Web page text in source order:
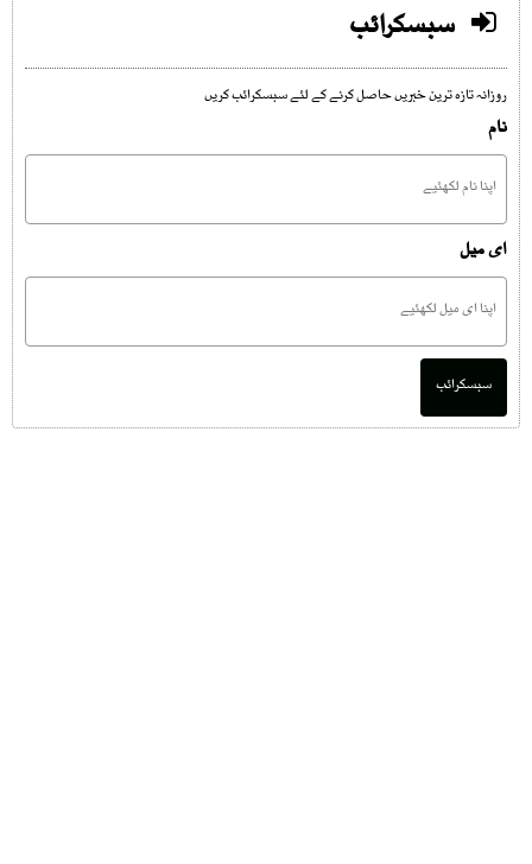
سبسکرائب
روزانہ تازہ ترین خبریں حاصل کرنے کے لئے سبسکرائب کریں
نام
ای میل
سبسکرائب